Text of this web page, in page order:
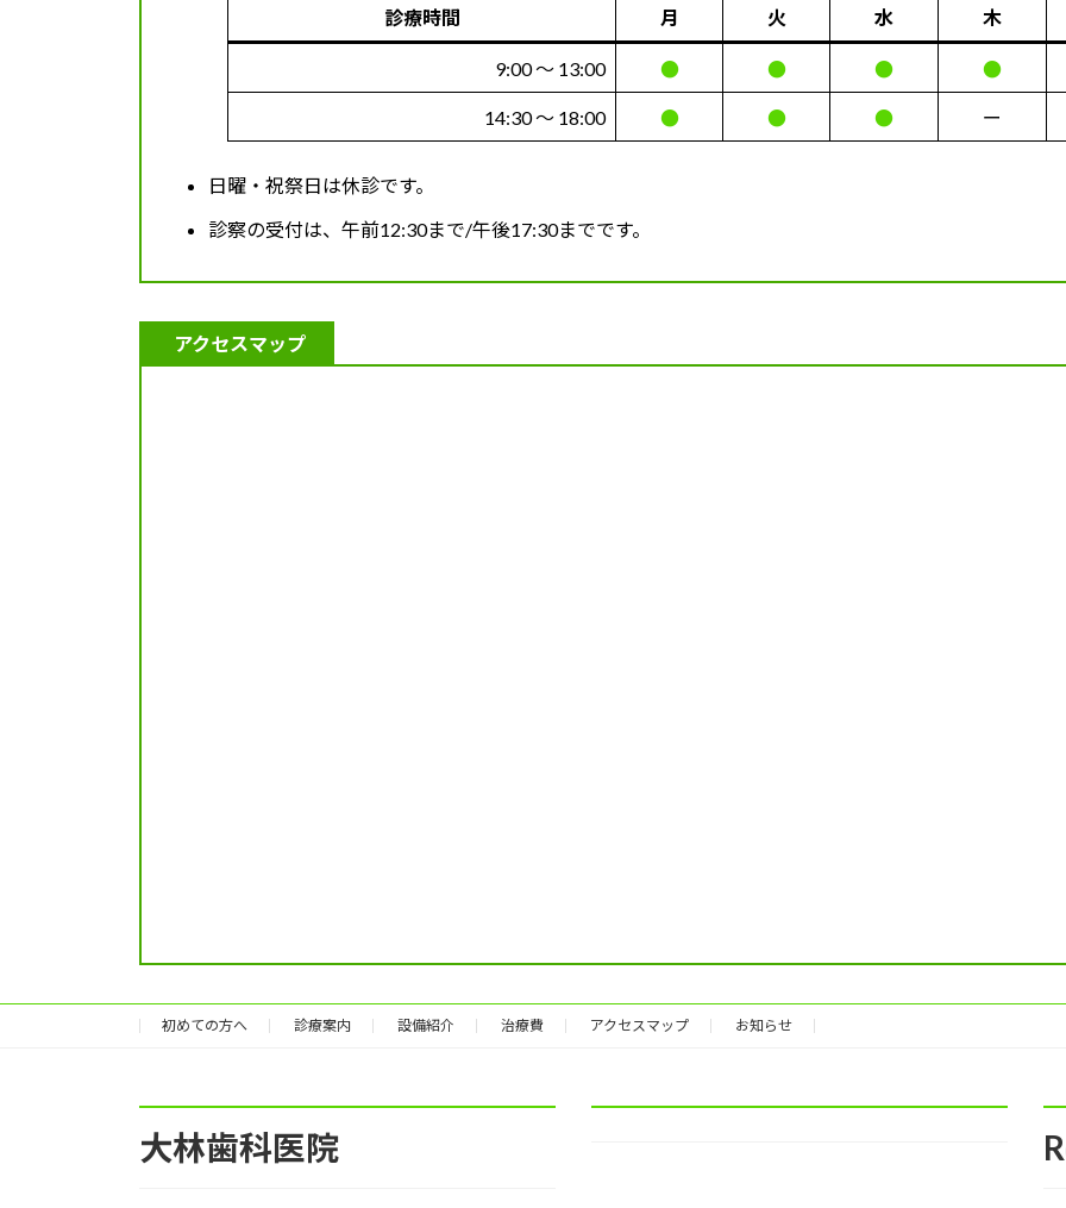
診療時間 月 火 水 木
9:00 〜 13:00 ● ● ● ●
14:30 〜 18:00 ● ● ● ー
日曜・祝祭日は休診です。
診察の受付は、午前12:30まで/午後17:30までです。
アクセスマップ
初めての方へ 診療案内 設備紹介 治療費 アクセスマップ お知らせ
大林歯科医院